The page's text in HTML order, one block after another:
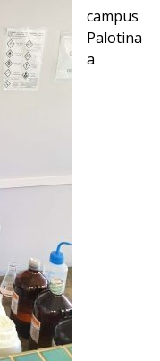
campus
Palotina
a